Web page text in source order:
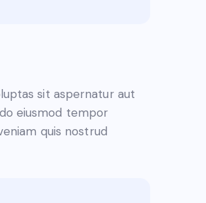
sit aspernatur aut
eiusmod tempor
quis nostrud